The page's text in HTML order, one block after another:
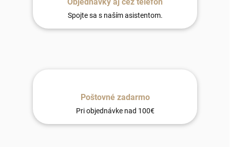
Objednávky aj cez telefón
Spojte sa s naším asistentom.
Poštovné zadarmo
Pri objednávke nad 100€